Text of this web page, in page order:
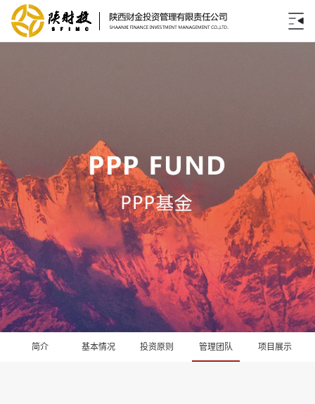
简介 基本情况 投资原则 管理团队 项目展示